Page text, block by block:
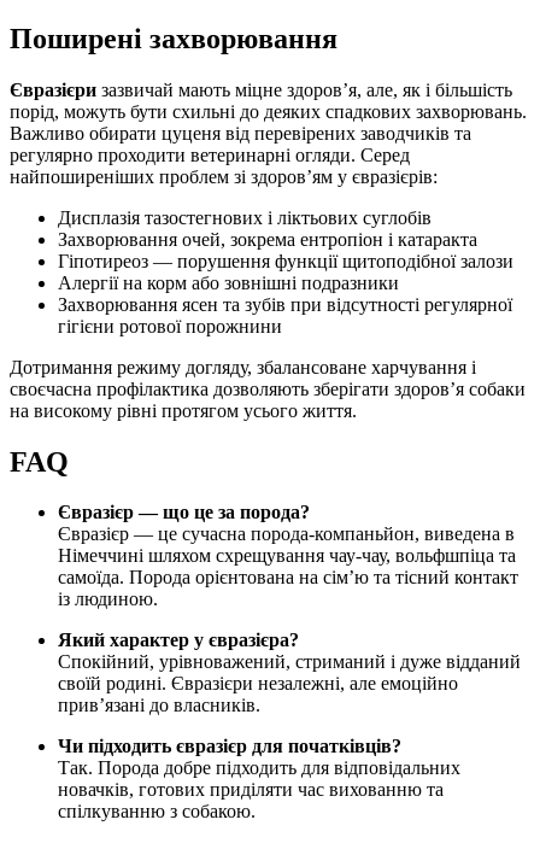
Поширені захворювання
Євразієри зазвичай мають міцне здоров’я, але, як і більшість
порід, можуть бути схильні до деяких спадкових захворювань.
Важливо обирати цуценя від перевірених заводчиків та
регулярно проходити ветеринарні огляди. Серед
найпоширеніших проблем зі здоров’ям у євразієрів:
Дисплазія тазостегнових і ліктьових суглобів
Захворювання очей, зокрема ентропіон і катаракта
Гіпотиреоз — порушення функції щитоподібної залози
Алергії на корм або зовнішні подразники
Захворювання ясен та зубів при відсутності регулярної
гігієни ротової порожнини
Дотримання режиму догляду, збалансоване харчування і
своєчасна профілактика дозволяють зберігати здоров’я собаки
на високому рівні протягом усього життя.
FAQ
Євразієр — що це за порода?
Євразієр — це сучасна порода-компаньйон, виведена в
Німеччині шляхом схрещування чау-чау, вольфшпіца та
самоїда. Порода орієнтована на сім’ю та тісний контакт
із людиною.
Який характер у євразієра?
Спокійний, урівноважений, стриманий і дуже відданий
своїй родині. Євразієри незалежні, але емоційно
прив’язані до власників.
Чи підходить євразієр для початківців?
Так. Порода добре підходить для відповідальних
новачків, готових приділяти час вихованню та
спілкуванню з собакою.